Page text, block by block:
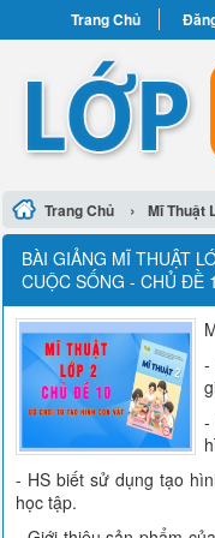
Trang Chủ
Trang Chủ › Mĩ Thuật
BÀI GIẢNG MĨ THUẬT
CUỘC SỐNG - CHỦ ĐỀ
-
-
- HS biết sử dụng tạo
học tập.